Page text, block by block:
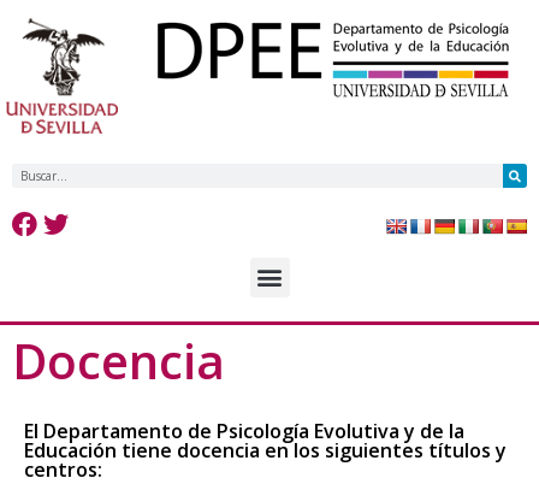
Docencia
El Departamento de Psicología Evolutiva y de la
Educación tiene docencia en los siguientes títulos y
centros: